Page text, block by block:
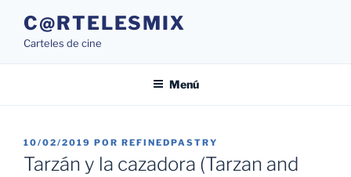
contenido
C@RTELESMIX
Carteles de cine
Menú
PUBLICADO
EL
10/02/2019 POR REFINEDPASTRY
Tarzán y la cazadora (Tarzan and